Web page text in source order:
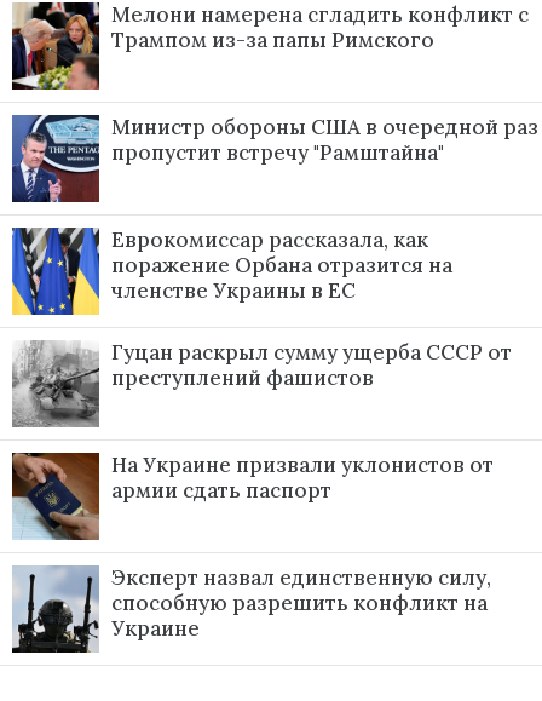
Мелони намерена сгладить конфликт с
Трампом из-за папы Римского
Министр обороны США в очередной раз
пропустит встречу "Рамштайна"
Еврокомиссар рассказала, как
поражение Орбана отразится на
членстве Украины в ЕС
Гуцан раскрыл сумму ущерба СССР от
преступлений фашистов
На Украине призвали уклонистов от
армии сдать паспорт
Эксперт назвал единственную силу,
способную разрешить конфликт на
Украине